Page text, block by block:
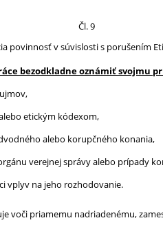
Čl. 9
povinnosť v súvislosti s porušením
bezodkladne oznámiť svojmu
etickým kódexom,
alebo korupčného konania,
verejnej správy alebo prípady
vplyv na jeho rozhodovanie.
voči priamemu nadriadenému,